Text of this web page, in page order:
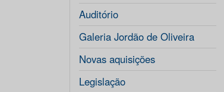
Auditório
Galeria Jordão de Oliveira
Novas aquisições
Legislação